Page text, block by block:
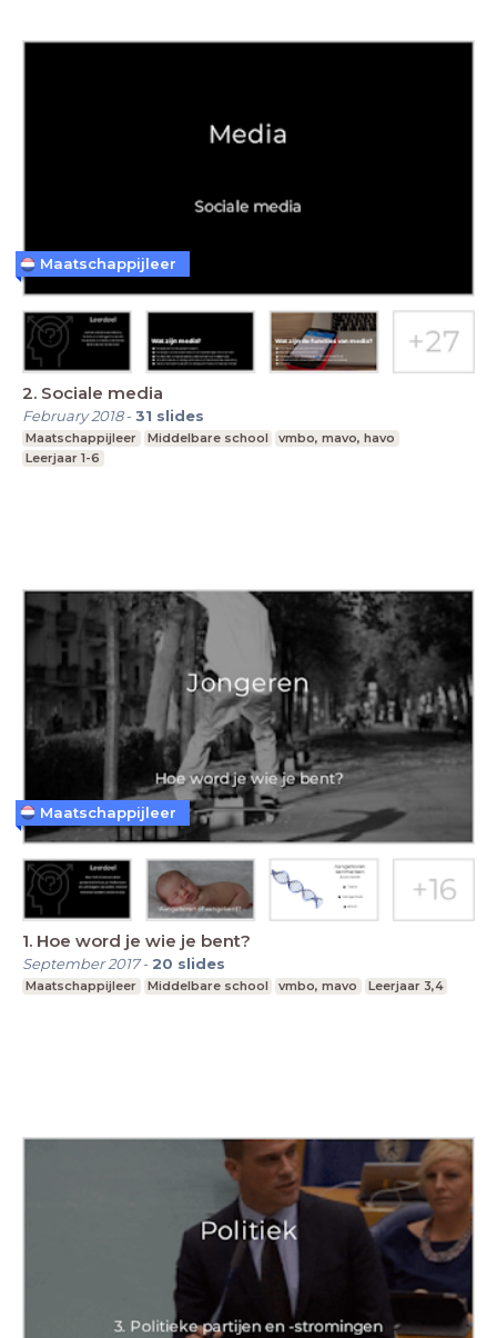
2. Sociale media
February 2018-31 slides
Maatschappijleer Middelbare school
vmbo, mavo, havo
Leerjaar 1-6
Maatschappijleer
1. Hoe word je wie je bent?
September 2017- 20 slides
Maatschappijleer Middelbare school vmbo, mavo Leerjaar 3,4
Maatschappijleer